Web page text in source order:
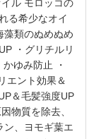
ル モロッコの
る希少なオイ
藻類のぬめぬめ
・グリチルリ
ゆみ防止 ・
エント効果＆
＆毛髪強度UP
物質を除去、
ン、ヨモギ葉エ